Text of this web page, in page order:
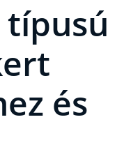
típusú
és